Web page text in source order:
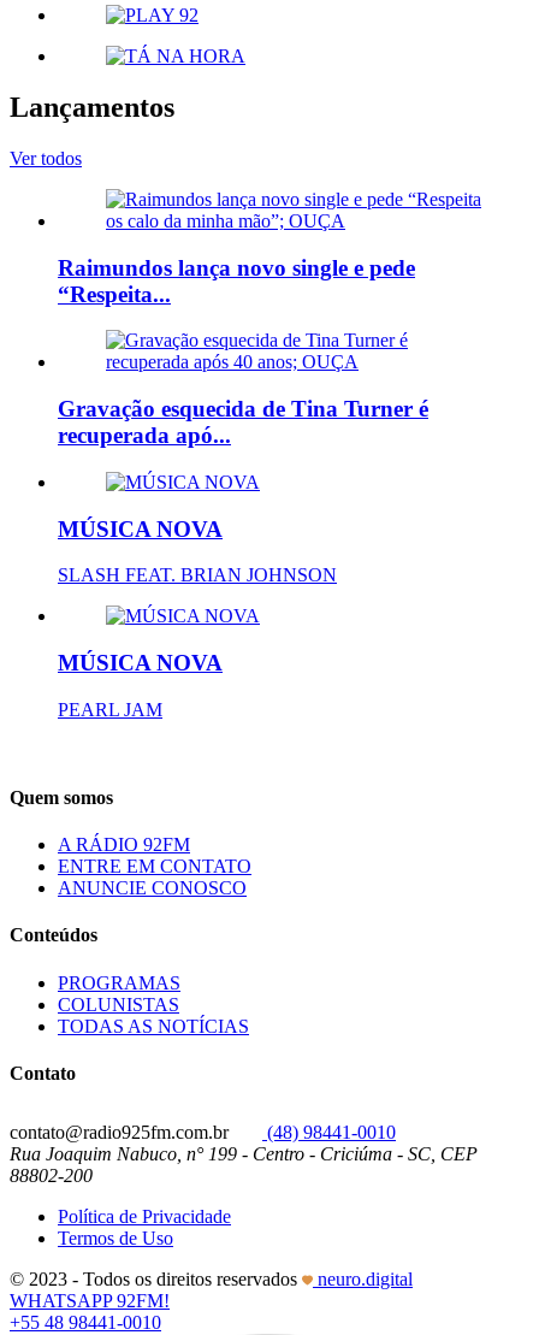
Lançamentos
Ver todos
Raimundos lança novo single e pede
“Respeita...
Gravação esquecida de Tina Turner é
recuperada apó...
MÚSICA NOVA
SLASH FEAT. BRIAN JOHNSON
MÚSICA NOVA
PEARL JAM
Quem somos
A RÁDIO 92FM
ENTRE EM CONTATO
ANUNCIE CONOSCO
Conteúdos
PROGRAMAS
COLUNISTAS
TODAS AS NOTÍCIAS
Contato
contato@radio925fm.com.br
(48) 98441-0010
Rua Joaquim Nabuco, n° 199 - Centro - Criciúma - SC, CEP
88802-200
Política de Privacidade
Termos de Uso
© 2023 - Todos os direitos reservados
neuro.digital
WHATSAPP 92FM!
+55 48 98441-0010